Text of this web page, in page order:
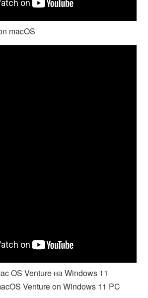
macOS
OS Venture на Windows 11
Venture on Windows 11 PC